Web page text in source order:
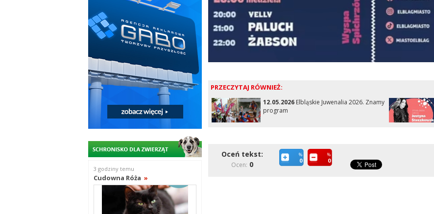
3 godziny temu
Cudowna Róża »
PRZECZYTAJ RÓWNIEŻ:
12.05.2026Elbląskie Juwenalia 2026. Znamy
program
Oceń tekst:
Ocen: 0
%
0
%
0